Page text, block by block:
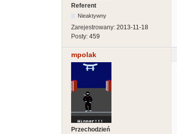
Referent
Nieaktywny
Zarejestrowany: 2013-11-18
Posty: 459
mpolak
Przechodzień